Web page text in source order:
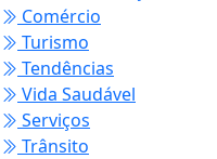
Comércio
Turismo
Tendências
Vida Saudável
Serviços
Trânsito